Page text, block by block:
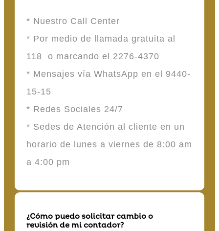
* Nuestro Call Center
* Por medio de llamada gratuita al
118 o marcando el 2276-4370
* Mensajes vía WhatsApp en el 9440-
15-15
* Redes Sociales 24/7
* Sedes de Atención al cliente en un
horario de lunes a viernes de 8:00 am
a 4:00 pm
¿Cómo puedo solicitar cambio o
revisión de mi contador?